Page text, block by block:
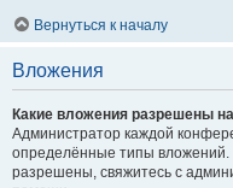
Вернуться к началу
Вложения
Какие вложения разрешены
Администратор каждой
определённые типы вложений.
разрешены, свяжитесь с